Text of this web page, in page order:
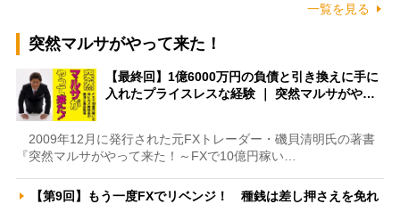
一覧を見る
突然マルサがやって来た！
【最終回】1億6000万円の負債と引き換えに手に
入れたプライスレスな経験 ｜ 突然マルサがや…
2009年12月に発行された元FXトレーダー・磯貝清明氏の著書
『突然マルサがやって来た！～FXで10億円稼い…
【第9回】もう一度FXでリベンジ！ 種銭は差し押さえを免れ